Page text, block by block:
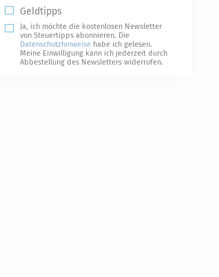
Geldtipps
Ja, ich möchte die kostenlosen Newsletter
von Steuertipps abonnieren. Die
Datenschutzhinweise habe ich gelesen.
Meine Einwilligung kann ich jederzeit durch
Abbestellung des Newsletters widerrufen.